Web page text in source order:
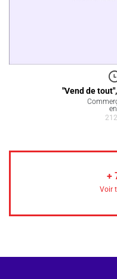
"Vend de
+
Voir